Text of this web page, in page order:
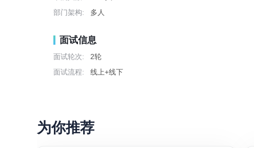
部门架构:
多人
面试信息
面试轮次:
2轮
面试流程:
线上+线下
为你推荐